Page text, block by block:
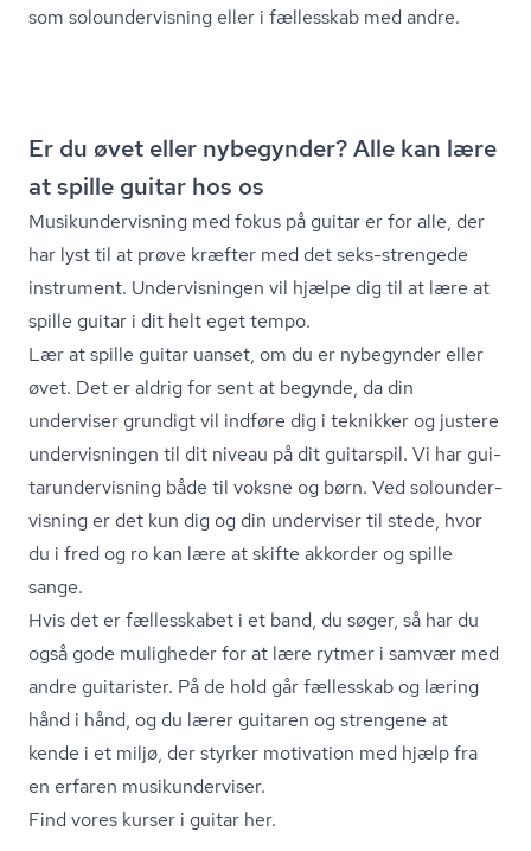
som so­lo­un­der­vis­ning eller i fællesskab med andre.
Er du øvet eller nybegynder? Alle kan lære
at spille guitar hos os
Mu­si­kun­der­vis­ning med fokus på guitar er for alle, der
har lyst til at prøve kræfter med det seks-strengede
instrument. Undervisningen vil hjælpe dig til at lære at
spille guitar i dit helt eget tempo.
Lær at spille guitar uanset, om du er nybegynder eller
øvet. Det er aldrig for sent at begynde, da din
underviser grundigt vil indføre dig i teknikker og justere
undervisningen til dit niveau på dit guitarspil. Vi har gu­i­
tarun­der­vis­ning både til voksne og børn. Ved so­lo­un­der­
vis­ning er det kun dig og din underviser til stede, hvor
du i fred og ro kan lære at skifte akkorder og spille
sange.
Hvis det er fællesskabet i et band, du søger, så har du
også gode muligheder for at lære rytmer i samvær med
andre guitarister. På de hold går fællesskab og læring
hånd i hånd, og du lærer guitaren og strengene at
kende i et miljø, der styrker motivation med hjælp fra
en erfaren mu­si­kun­der­vi­ser.
Find vores kurser i guitar her.